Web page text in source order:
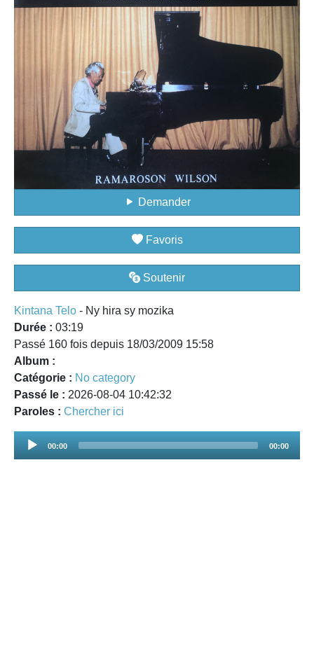
Demander
Favoris
Soutenir
Kintana Telo - Ny hira sy mozika
Durée : 03:19
Passé 160 fois depuis 18/03/2009 15:58
Album :
Catégorie : No category
Passé le : 2026-08-04 10:42:32
Paroles : Chercher ici
Audio
00:00 00:00